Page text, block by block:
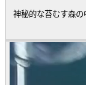
神秘的な苔むす森